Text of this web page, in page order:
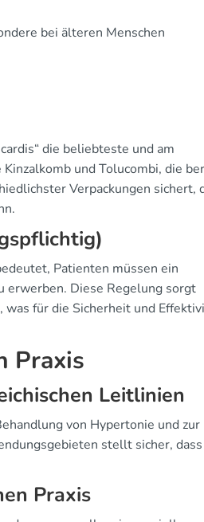
bei älteren Menschen
die beliebteste und am
und Tolucombi, die
Verpackungen sichert,
Patienten müssen ein
erwerben. Diese Regelung sorgt
für die Sicherheit und
Praxis
Leitlinien
von Hypertonie und zur
stellt sicher,
Praxis